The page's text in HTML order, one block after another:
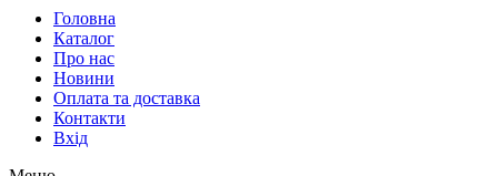
Головна
Каталог
Про нас
Новини
Оплата та доставка
Контакти
Вхiд